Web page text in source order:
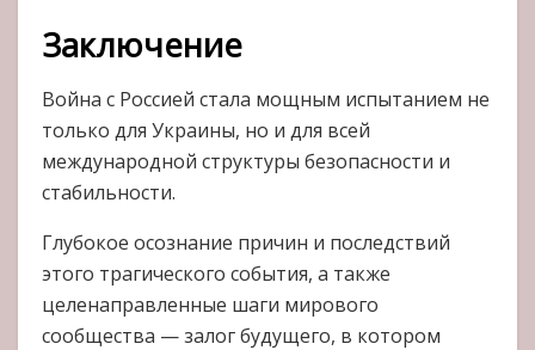
Заключение
Война с Россией стала мощным испытанием не
только для Украины, но и для всей
международной структуры безопасности и
стабильности.
Глубокое осознание причин и последствий
этого трагического события, а также
целенаправленные шаги мирового
сообщества — залог будущего, в котором